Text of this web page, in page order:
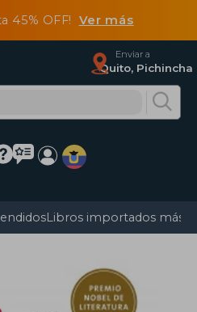
45% OFF! Ver más
Enviar a
Quito, Pichincha
Libros importados más